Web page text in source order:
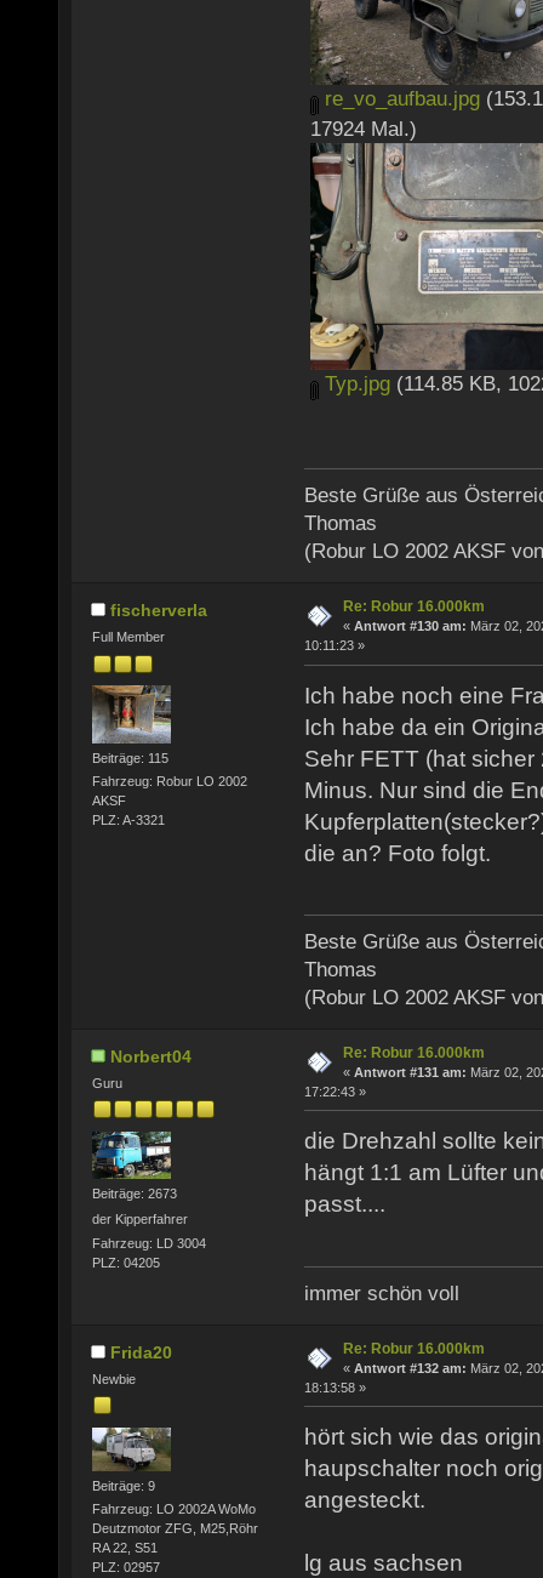
re_vo_aufbau.jpg
17924 Mal.)
Typ.jpg (114.85 KB,
Beste Grüße aus
Thomas
(Robur LO 2002 AKSF
fischerverla
Full Member
Beiträge: 115
Fahrzeug: Robur LO 2002
AKSF
PLZ: A-3321
Re: Robur 16.000km
« Antwort #130 am: März 02,
10:11:23 »
Ich habe noch eine
Ich habe da ein
Sehr FETT (hat
Minus. Nur sind die
die an? Foto folgt.
Beste Grüße aus
Thomas
(Robur LO 2002 AKSF
Norbert04
Guru
Beiträge: 2673
der Kipperfahrer
Fahrzeug: LD 3004
PLZ: 04205
Re: Robur 16.000km
« Antwort #131 am: März 02,
17:22:43 »
die Drehzahl sollte
hängt 1:1 am Lüfter
passt....
immer schön voll
Frida20
Newbie
Beiträge: 9
Fahrzeug: LO 2002A WoMo
Deutzmotor ZFG, M25,Röhr
RA 22, S51
PLZ: 02957
Re: Robur 16.000km
« Antwort #132 am: März 02,
18:13:58 »
hört sich wie das
haupschalter noch
angesteckt.
lg aus sachsen